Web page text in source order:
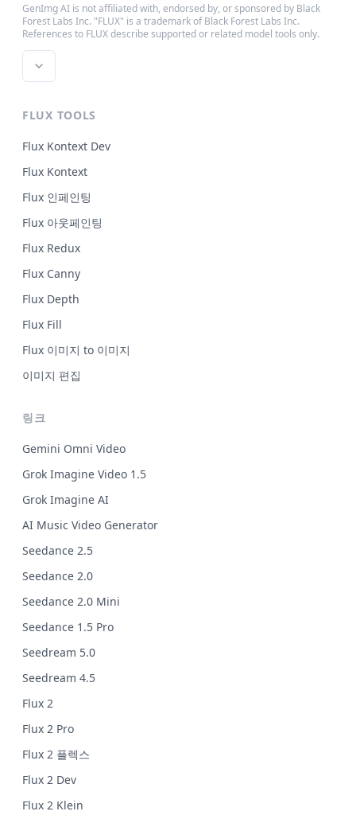
GenImg AI is not affiliated with, endorsed by, or sponsored by Black
Forest Labs Inc. "FLUX" is a trademark of Black Forest Labs Inc.
References to FLUX describe supported or related model tools only.
FLUX TOOLS
Flux Kontext Dev
Flux Kontext
Flux 인페인팅
Flux 아웃페인팅
Flux Redux
Flux Canny
Flux Depth
Flux Fill
Flux 이미지 to 이미지
이미지 편집
링크
Gemini Omni Video
Grok Imagine Video 1.5
Grok Imagine AI
AI Music Video Generator
Seedance 2.5
Seedance 2.0
Seedance 2.0 Mini
Seedance 1.5 Pro
Seedream 5.0
Seedream 4.5
Flux 2
Flux 2 Pro
Flux 2 플렉스
Flux 2 Dev
Flux 2 Klein